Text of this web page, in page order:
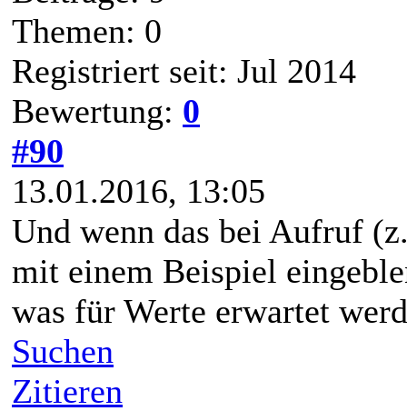
Themen: 0
Registriert seit: Jul 2014
Bewertung: 0
#90
13.01.2016, 13:05
Und wenn das bei Aufruf
mit einem Beispiel
was für Werte erwartet
Suchen
Zitieren